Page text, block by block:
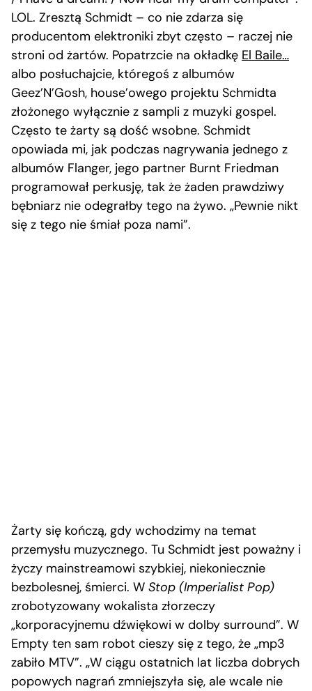
LOL. Zresztą Schmidt – co nie zdarza się
producentom elektroniki zbyt często – raczej nie
stroni od żartów. Popatrzcie na okładkę El Baile…
albo posłuchajcie, któregoś z albumów
Geez’N’Gosh, house’owego projektu Schmidta
złożonego wyłącznie z sampli z muzyki gospel.
Często te żarty są dość wsobne. Schmidt
opowiada mi, jak podczas nagrywania jednego z
albumów Flanger, jego partner Burnt Friedman
programował perkusję, tak że żaden prawdziwy
bębniarz nie odegrałby tego na żywo. „Pewnie nikt
się z tego nie śmiał poza nami”.
Żarty się kończą, gdy wchodzimy na temat
przemysłu muzycznego. Tu Schmidt jest poważny i
życzy mainstreamowi szybkiej, niekoniecznie
bezbolesnej, śmierci. W Stop (Imperialist Pop)
zrobotyzowany wokalista złorzeczy
„korporacyjnemu dźwiękowi w dolby surround”. W
Empty ten sam robot cieszy się z tego, że „mp3
zabiło MTV”. „W ciągu ostatnich lat liczba dobrych
popowych nagrań zmniejszyła się, ale wcale nie